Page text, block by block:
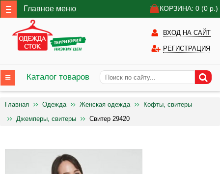
Главное меню КОРЗИНА: 0 (0 р.)
ВХОД НА САЙТ
РЕГИСТРАЦИЯ
Каталог товаров
Главная Одежда Женская одежда
Кофты, свитеры
Джемперы, свитеры
Свитер 29420